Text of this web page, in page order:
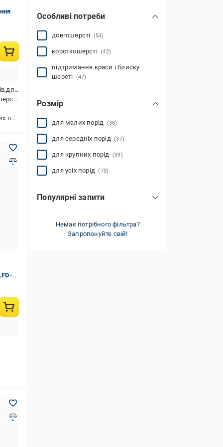
тварин
порід
Особливі потреби
довгошерсті (54)
короткошерсті(42)
підтримання краси і блиску
шерсті (47)
Розмір
для малих порід (38)
для середніх порід(37)
для крупних порід (39)
для усіх порід(70)
Популярні запити
Немає потрібного фільтра?
Запропонуйте свій!